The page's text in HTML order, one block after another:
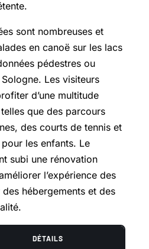
sont nombreuses et
en canoë sur les lacs
pédestres ou
Les visiteurs
d’une multitude
que des parcours
des courts de tennis et
les enfants. Le
subi une rénovation
l’expérience des
hébergements et des
DÉTAILS